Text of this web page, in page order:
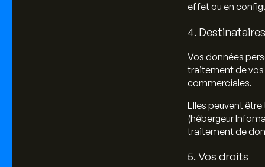
effet ou en
4.
Vos données
traitement de vos
commerciales.
Elles peuvent
(hébergeur
traitement de
5. Vos droits